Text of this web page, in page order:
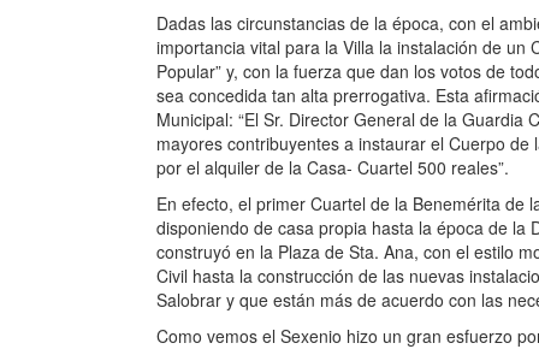
Dadas las circunstancias de la época, con el
importancia vital para la Villa la instalación de un
Popular” y, con la fuerza que dan los votos de
sea concedida tan alta prerrogativa. Esta
Municipal: “El Sr. Director General de la Guardia
mayores contribuyentes a instaurar el Cuerpo
por el alquiler de la Casa- Cuartel 500 reales”.
En efecto, el primer Cuartel de la Benemérita de
disponiendo de casa propia hasta la época de la
construyó en la Plaza de Sta. Ana, con el estilo
Civil hasta la construcción de las nuevas
Salobrar y que están más de acuerdo con las
Como vemos el Sexenio hizo un gran esfuerzo